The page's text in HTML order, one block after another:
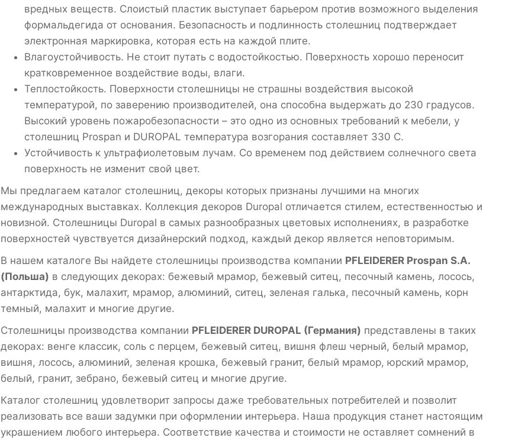
вредных веществ. Слоистый пластик выступает барьером против возможного выделения
формальдегида от основания. Безопасность и подлинность столешниц подтверждает
электронная маркировка, которая есть на каждой плите.
Влагоустойчивость. Не стоит путать с водостойкостью. Поверхность хорошо переносит
кратковременное воздействие воды, влаги.
Теплостойкость. Поверхности столешницы не страшны воздействия высокой
температурой, по заверению производителей, она способна выдержать до 230 градусов.
Высокий уровень пожаробезопасности – это одно из основных требований к мебели, у
столешниц Prospan и DUROPAL температура возгорания составляет 330 С.
Устойчивость к ультрафиолетовым лучам. Со временем под действием солнечного света
поверхность не изменит свой цвет.
Мы предлагаем каталог столешниц, декоры которых признаны лучшими на многих
международных выставках. Коллекция декоров Duropal отличается стилем, естественностью и
новизной. Столешницы Duropal в самых разнообразных цветовых исполнениях, в разработке
поверхностей чувствуется дизайнерский подход, каждый декор является неповторимым.
В нашем каталоге Вы найдете столешницы производства компании PFLEIDERER Prospan S.A.
(Польша) в следующих декорах: бежевый мрамор, бежевый ситец, песочный камень, лосось,
антарктида, бук, малахит, мрамор, алюминий, ситец, зеленая галька, песочный камень, корн
темный, малахит и многие другие.
Столешницы производства компании PFLEIDERER DUROPAL (Германия) представлены в таких
декорах: венге классик, соль с перцем, бежевый ситец, вишня флеш черный, белый мрамор,
вишня, лосось, алюминий, зеленая крошка, бежевый гранит, белый мрамор, юрский мрамор,
белый, гранит, зебрано, бежевый ситец и многие другие.
Каталог столешниц удовлетворит запросы даже требовательных потребителей и позволит
реализовать все ваши задумки при оформлении интерьера. Наша продукция станет настоящим
украшением любого интерьера. Соответствие качества и стоимости не оставляет сомнений в